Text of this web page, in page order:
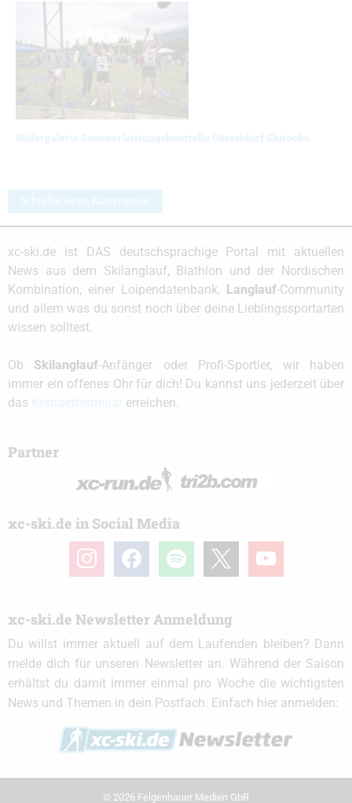
Bildergalerie Sommerleistungskontrolle Oberstdorf Skirocks
Schreibe einen Kommentar
xc-ski.de ist DAS deutschsprachige Portal mit aktuellen
News aus dem Skilanglauf, Biathlon und der Nordischen
Kombination, einer Loipendatenbank, Langlauf-Community
und allem was du sonst noch über deine Lieblingssportarten
wissen solltest.
Ob Skilanglauf-Anfänger oder Profi-Sportler, wir haben
immer ein offenes Ohr für dich! Du kannst uns jederzeit über
das
erreichen.
Partner
xc-ski.de in Social Media
instagramfacebook spotify youtube
xc-ski.de Newsletter Anmeldung
Du willst immer aktuell auf dem Laufenden bleiben? Dann
melde dich für unseren Newsletter an. Während der Saison
erhältst du damit immer einmal pro Woche die wichtigsten
News und Themen in dein Postfach. Einfach hier anmelden:
© 2026 Felgenhauer Medien GbR